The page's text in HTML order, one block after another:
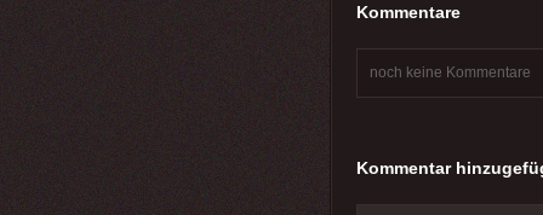
Kommentare
noch keine Kommentare
Kommentar